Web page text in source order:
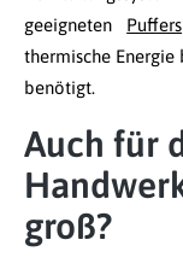
geeigneten
thermische
benötigt.
Auch für
groß?